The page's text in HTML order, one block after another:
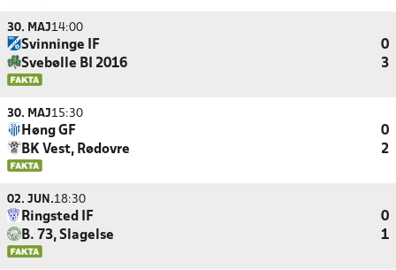
30. MAJ14:00
Svinninge IF
0
Svebølle BI 2016
3
30. MAJ15:30
Høng GF
0
BK Vest, Rødovre
2
02. JUN.18:30
Ringsted IF
0
B. 73, Slagelse
1